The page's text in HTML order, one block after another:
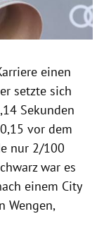
einen
setzte sich
Sekunden
vor dem
nur 2/100
war es
einem City
Wengen,